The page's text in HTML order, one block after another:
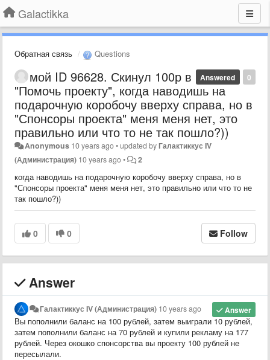
Galactikka
Обратная связь Questions
0
Answered
мой ID 96628. Скинул 100р в
"Помочь проекту", когда наводишь на
подарочную коробочу вверху справа, но в
"Спонсоры проекта" меня меня нет, это
правильно или что то не так пошло?))
Anonymous 10 years ago•updated byГалактиккус IV
(Администрация) 10 years ago• 2
когда наводишь на подарочную коробочу вверху справа, но в
"Спонсоры проекта" меня меня нет, это правильно или что то не
так пошло?))
0 0 Follow
Answer
Answer
Галактиккус IV (Администрация) 10 years ago
Вы пополнили баланс на 100 рублей, затем выиграли 10 рублей,
затем пополнили баланс на 70 рублей и купили рекламу на 177
рублей. Через окошко спонсорства вы проекту 100 рублей не
пересылали.